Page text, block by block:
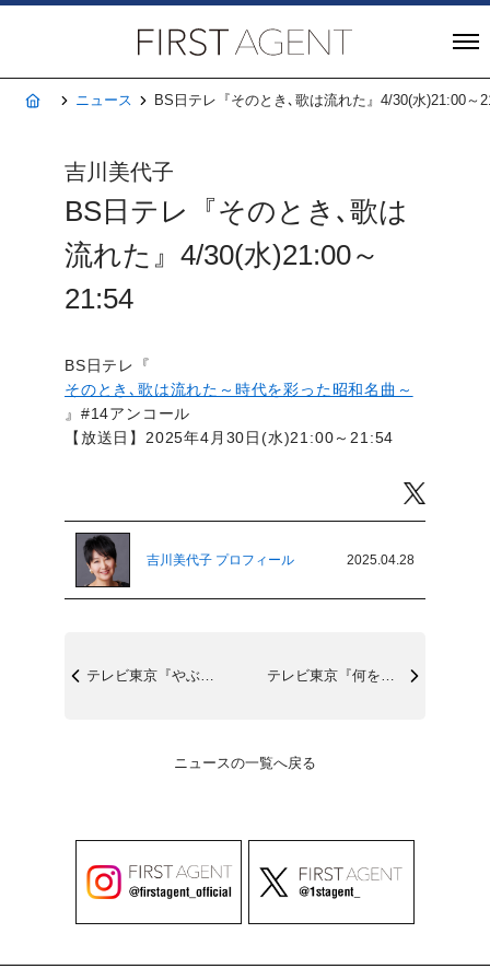
ホームニュース BS日テレ『そのとき､歌は流れた』4/30(水)21:00～
吉川美代子
BS日テレ『そのとき､歌は
流れた』4/30(水)21:00～
21:54
BS日テレ『
そのとき､歌は流れた～時代を彩った昭和名曲～
』#14アンコール
【放送日】2025年4月30日(水)21:00～21:54
吉川美代子 プロフィール 2025.04.28
テレビ東京『やぶさかではこざいません』第... テレビ東京『何を隠そう…ソレが！』4/3...
ニュースの一覧へ戻る